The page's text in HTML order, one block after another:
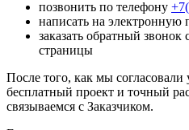
позвонить по телефону
написать на электронную
заказать обратный
страницы
После того, как мы согласовали
бесплатный проект и точный
связываемся с Заказчиком.